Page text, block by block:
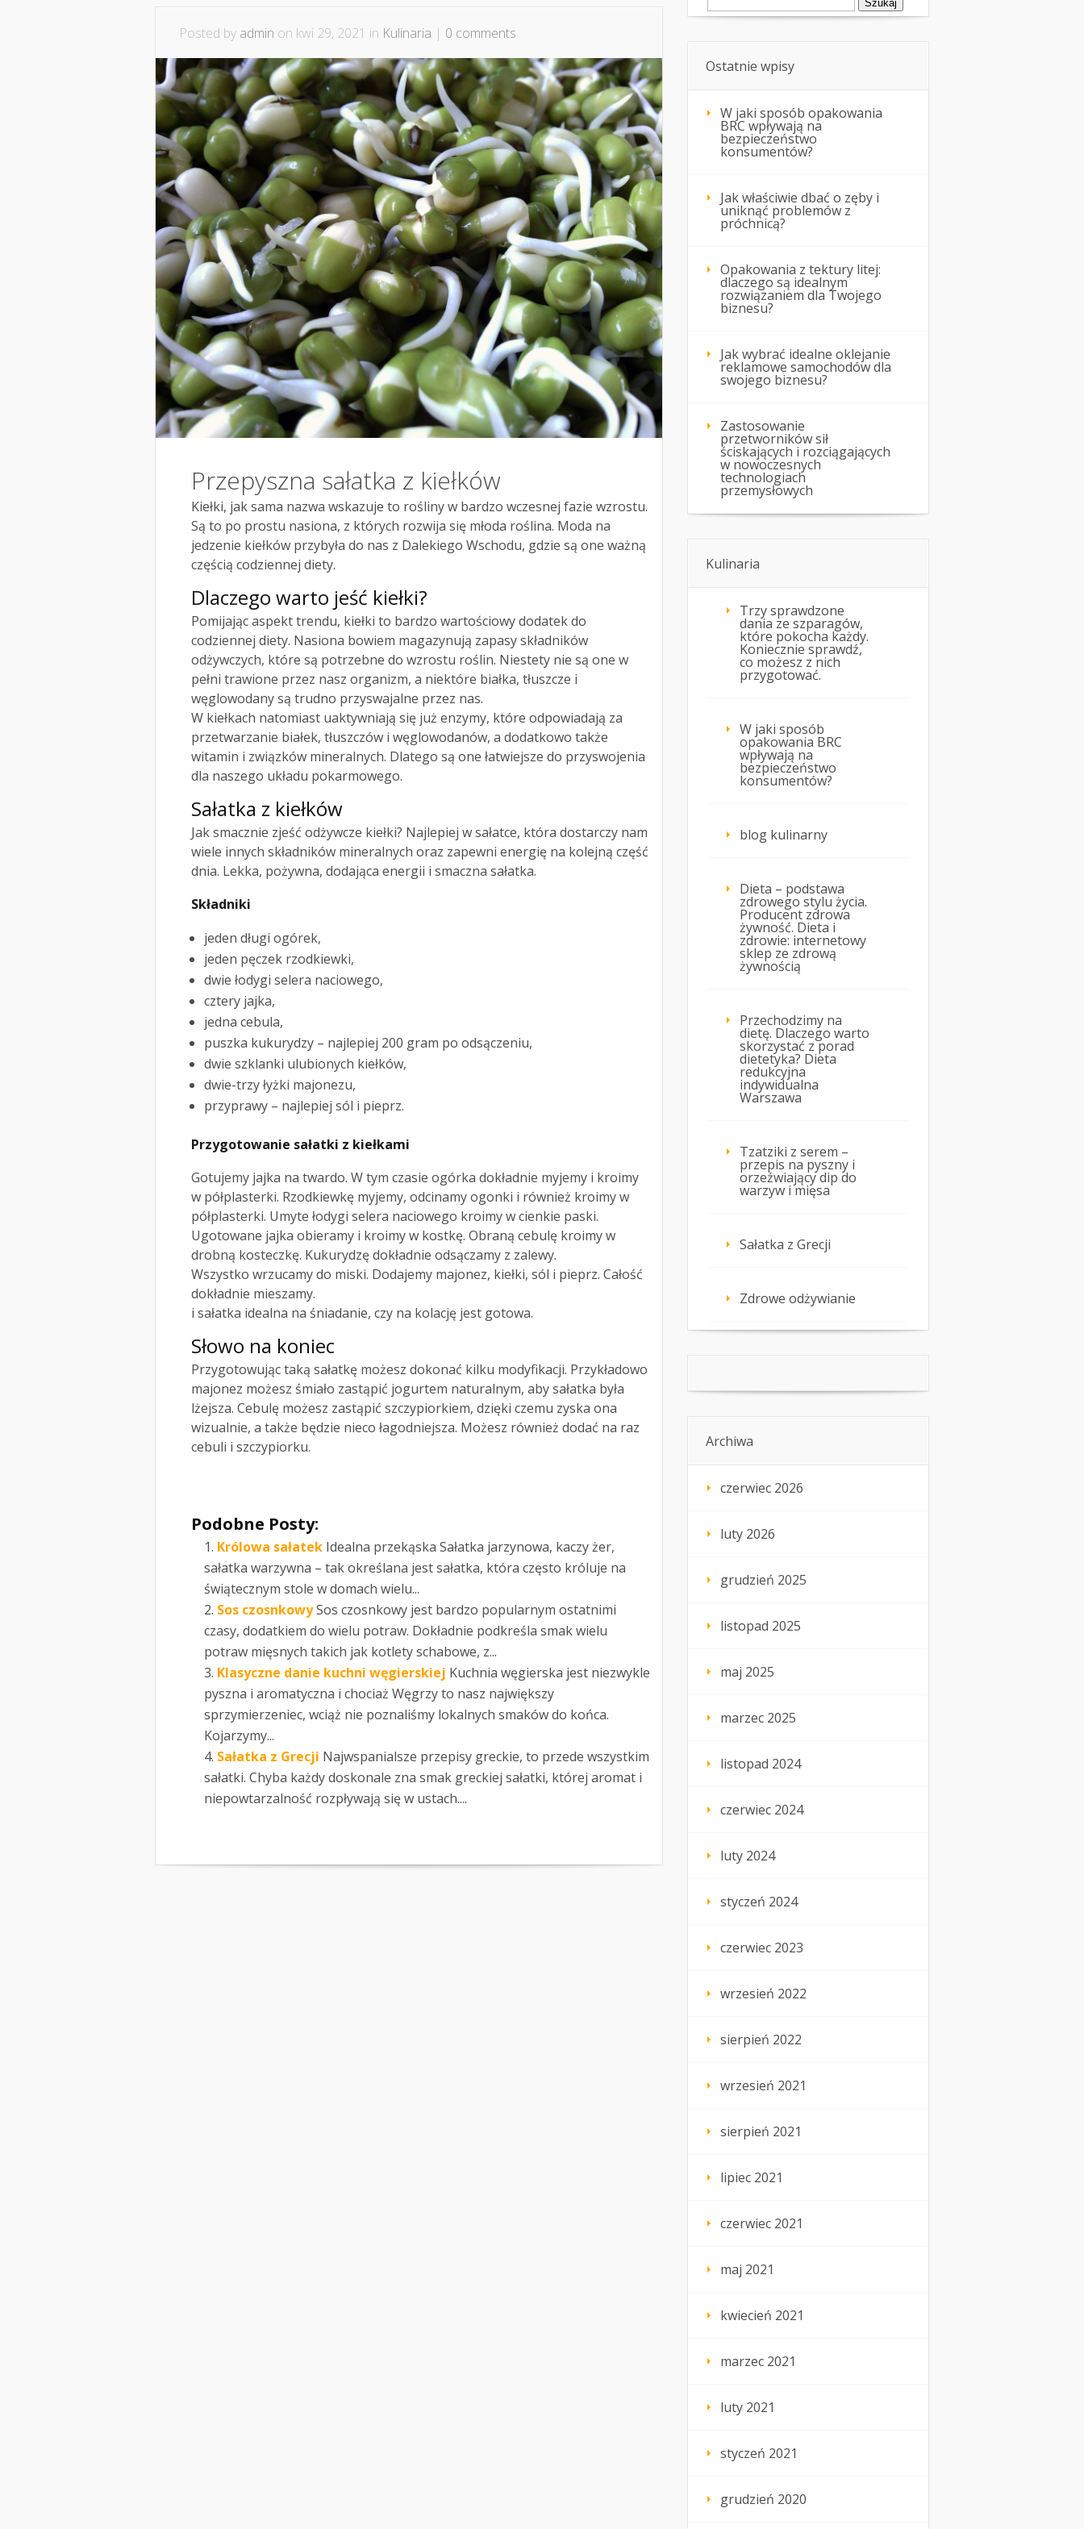
Posted by admin on kwi 29, 2021 in Kulinaria | 0 comments
Przepyszna sałatka z kiełków
Kiełki, jak sama nazwa wskazuje to rośliny w bardzo wczesnej fazie wzrostu.
Są to po prostu nasiona, z których rozwija się młoda roślina. Moda na
jedzenie kiełków przybyła do nas z Dalekiego Wschodu, gdzie są one ważną
częścią codziennej diety.
Dlaczego warto jeść kiełki?
Pomijając aspekt trendu, kiełki to bardzo wartościowy dodatek do
codziennej diety. Nasiona bowiem magazynują zapasy składników
odżywczych, które są potrzebne do wzrostu roślin. Niestety nie są one w
pełni trawione przez nasz organizm, a niektóre białka, tłuszcze i
węglowodany są trudno przyswajalne przez nas.
W kiełkach natomiast uaktywniają się już enzymy, które odpowiadają za
przetwarzanie białek, tłuszczów i węglowodanów, a dodatkowo także
witamin i związków mineralnych. Dlatego są one łatwiejsze do przyswojenia
dla naszego układu pokarmowego.
Sałatka z kiełków
Jak smacznie zjeść odżywcze kiełki? Najlepiej w sałatce, która dostarczy nam
wiele innych składników mineralnych oraz zapewni energię na kolejną część
dnia. Lekka, pożywna, dodająca energii i smaczna sałatka.
Składniki
jeden długi ogórek,
jeden pęczek rzodkiewki,
dwie łodygi selera naciowego,
cztery jajka,
jedna cebula,
puszka kukurydzy – najlepiej 200 gram po odsączeniu,
dwie szklanki ulubionych kiełków,
dwie-trzy łyżki majonezu,
przyprawy – najlepiej sól i pieprz.
Przygotowanie sałatki z kiełkami
Gotujemy jajka na twardo. W tym czasie ogórka dokładnie myjemy i kroimy
w półplasterki. Rzodkiewkę myjemy, odcinamy ogonki i również kroimy w
półplasterki. Umyte łodygi selera naciowego kroimy w cienkie paski.
Ugotowane jajka obieramy i kroimy w kostkę. Obraną cebulę kroimy w
drobną kosteczkę. Kukurydzę dokładnie odsączamy z zalewy.
Wszystko wrzucamy do miski. Dodajemy majonez, kiełki, sól i pieprz. Całość
dokładnie mieszamy.
i sałatka idealna na śniadanie, czy na kolację jest gotowa.
Słowo na koniec
Przygotowując taką sałatkę możesz dokonać kilku modyfikacji. Przykładowo
majonez możesz śmiało zastąpić jogurtem naturalnym, aby sałatka była
lżejsza. Cebulę możesz zastąpić szczypiorkiem, dzięki czemu zyska ona
wizualnie, a także będzie nieco łagodniejsza. Możesz również dodać na raz
cebuli i szczypiorku.
Podobne Posty:
Królowa sałatek Idealna przekąska Sałatka jarzynowa, kaczy żer,
sałatka warzywna – tak określana jest sałatka, która często króluje na
świątecznym stole w domach wielu...
Sos czosnkowySos czosnkowy jest bardzo popularnym ostatnimi
czasy, dodatkiem do wielu potraw. Dokładnie podkreśla smak wielu
potraw mięsnych takich jak kotlety schabowe, z...
Klasyczne danie kuchni węgierskiej Kuchnia węgierska jest niezwykle
pyszna i aromatyczna i chociaż Węgrzy to nasz największy
sprzymierzeniec, wciąż nie poznaliśmy lokalnych smaków do końca.
Kojarzymy...
Sałatka z Grecji Najwspanialsze przepisy greckie, to przede wszystkim
sałatki. Chyba każdy doskonale zna smak greckiej sałatki, której aromat i
niepowtarzalność rozpływają się w ustach....
Ostatnie wpisy
W jaki sposób opakowania
BRC wpływają na
bezpieczeństwo
konsumentów?
Jak właściwie dbać o zęby i
uniknąć problemów z
próchnicą?
Opakowania z tektury litej:
dlaczego są idealnym
rozwiązaniem dla Twojego
biznesu?
Jak wybrać idealne oklejanie
reklamowe samochodów dla
swojego biznesu?
Zastosowanie
przetworników sił
ściskających i rozciągających
w nowoczesnych
technologiach
przemysłowych
Kulinaria
Trzy sprawdzone
dania ze szparagów,
które pokocha każdy.
Koniecznie sprawdź,
co możesz z nich
przygotować.
W jaki sposób
opakowania BRC
wpływają na
bezpieczeństwo
konsumentów?
blog kulinarny
Dieta – podstawa
zdrowego stylu życia.
Producent zdrowa
żywność. Dieta i
zdrowie: internetowy
sklep ze zdrową
żywnością
Przechodzimy na
dietę. Dlaczego warto
skorzystać z porad
dietetyka? Dieta
redukcyjna
indywidualna
Warszawa
Tzatziki z serem –
przepis na pyszny i
orzeźwiający dip do
warzyw i mięsa
Sałatka z Grecji
Zdrowe odżywianie
Archiwa
czerwiec 2026
luty 2026
grudzień 2025
listopad 2025
maj 2025
marzec 2025
listopad 2024
czerwiec 2024
luty 2024
styczeń 2024
czerwiec 2023
wrzesień 2022
sierpień 2022
wrzesień 2021
sierpień 2021
lipiec 2021
czerwiec 2021
maj 2021
kwiecień 2021
marzec 2021
luty 2021
styczeń 2021
grudzień 2020